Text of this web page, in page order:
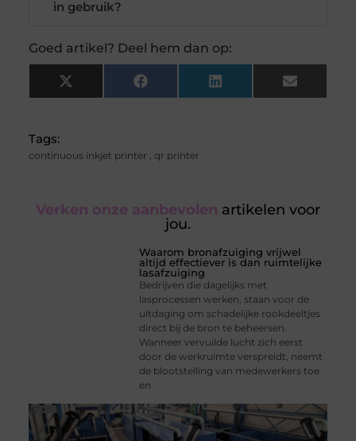
in gebruik?
Goed artikel? Deel hem dan op:
X
(Twitter)
Facebook LinkedIn Email
Tags:
continuous inkjet printer , qr printer
Verken onze aanbevolen artikelen voor
jou.
Waarom bronafzuiging vrijwel
altijd effectiever is dan ruimtelijke
lasafzuiging
Bedrijven die dagelijks met
lasprocessen werken, staan voor de
uitdaging om schadelijke rookdeeltjes
direct bij de bron te beheersen.
Wanneer vervuilde lucht zich eerst
door de werkruimte verspreidt, neemt
de blootstelling van medewerkers toe
en